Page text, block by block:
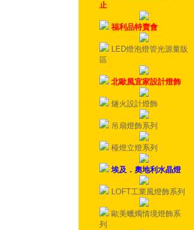
止
福利品特賣會
LED燈泡燈管光源量販
區
北歐風宜家設計燈飾
燧火設計燈飾
吊扇燈飾系列
檯燈立燈系列
埃及．奧地利水晶燈
LOFT工業風燈飾系列
歐美蠟燭情境燈飾系
列